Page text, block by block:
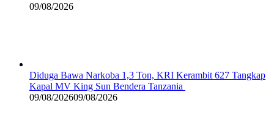
09/08/2026
Diduga Bawa Narkoba 1,3 Ton, KRI Kerambit 627 Tangkap
Kapal MV King Sun Bendera Tanzania
09/08/202609/08/2026